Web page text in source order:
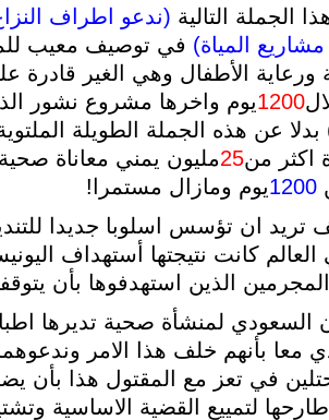
الجملة التالية (ندعو اطراف
المياة) في توصيف معيب
الأطفال وهي الغير
1200يوم واخرها مشروع نشور
عن هذه الجملة الطويلة الملتوية
اكثر من25مليون يمني معاناة
1200يوم ومازال مستمرا!
تريد ان تؤسس اسلوبا جديدا
كانت نتيجتها أستهداف
الذين استهدفوها بأن
السعودي لمنشأة صحية تديرها
معا بأنهم خلف هذا الامر
في تعز مع المقتول هذا بأن
لتمييع القضية الاساسية